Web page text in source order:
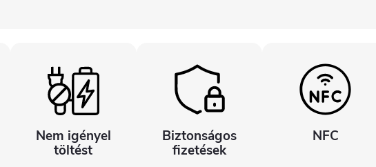
Nem igényel
töltést
Biztonságos
fizetések
NFC